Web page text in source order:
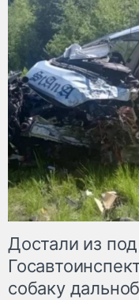
Достали из
собаку